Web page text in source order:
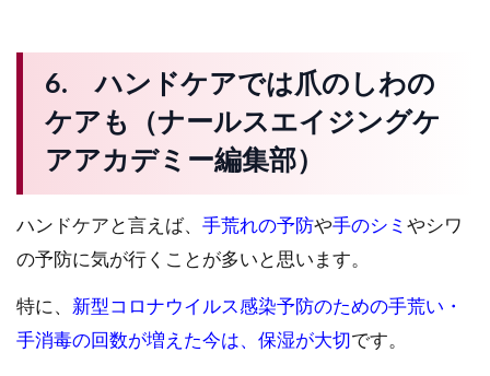
6. ハンドケアでは爪のしわの
ケアも（ナールスエイジングケ
アアカデミー編集部）
ハンドケアと言えば、 手荒れの予防や手のシミ やシワ
の予防に気が行くことが多いと思います。
特に、 新型コロナウイルス感染予防のための手荒い・
手消毒の回数が増えた今は、保湿が大切 です。